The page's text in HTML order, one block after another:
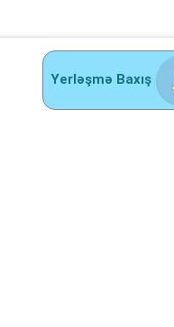
Yerləşmə Baxış